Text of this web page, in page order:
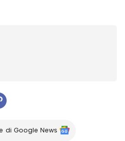
di Google News